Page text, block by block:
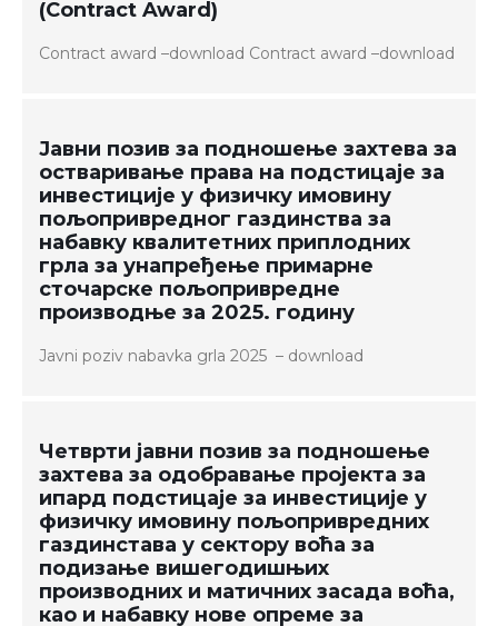
(Contract Award)
Contract award –download Contract award –download
Јавни позив за подношење захтева за
остваривање права на подстицаје за
инвестиције у физичку имовину
пољопривредног газдинства за
набавку квалитетних приплодних
грла за унапређење примарне
сточарске пољопривредне
производње за 2025. годину
Јavni poziv nabavka grla 2025 – download
Четврти јавни позив за подношење
захтева за одобравање пројекта за
ипард подстицаје за инвестиције у
физичку имовину пољопривредних
газдинстава у сектору воћа за
подизање вишегодишњих
производних и матичних засада воћа,
као и набавку нове опреме за